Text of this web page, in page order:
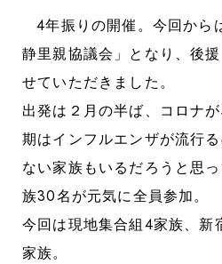
4年振りの開催。今回から
静里親協議会」となり、後
せていただきました。
出発は２月の半ば、コロナ
期はインフルエンザが流行
ない家族もいるだろうと思
族30名が元気に全員参加。
今回は現地集合組4家族、新
家族。